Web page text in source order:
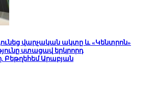
վարչական ակտը և «Կենտրոն»
ստացավ երկրորդ
Բեթղեհեմ Արաբյան